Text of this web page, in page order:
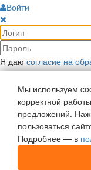
Войти
Я даю согласие на
рекламную
конфиденциальности
Войти
Напомнить пароль
Войти как
Регистрация
Мы используем
корректной
предложений.
пользоваться
Подробнее — в